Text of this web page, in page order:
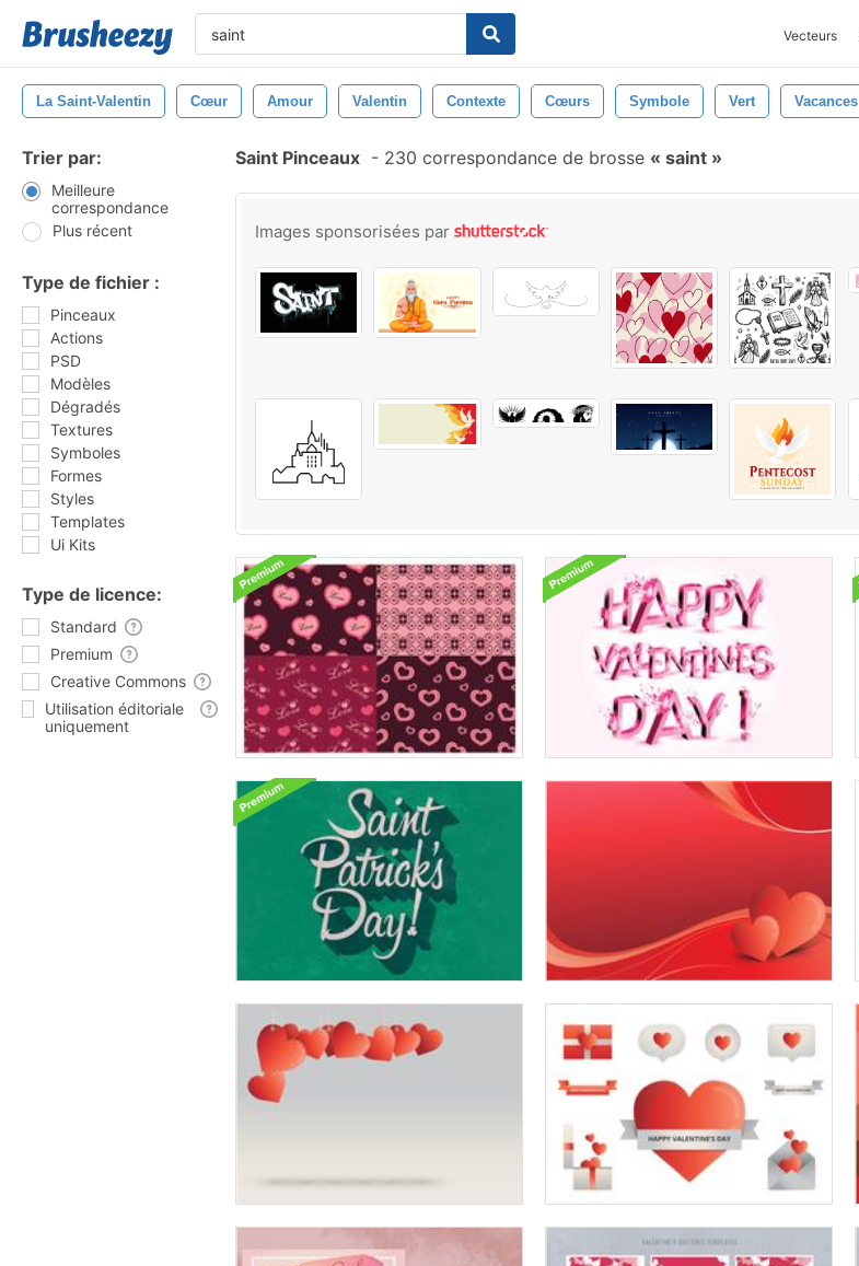
Vecteurs
La Saint-Valentin Cœur Amour Valentin Contexte Cœurs Symbole Vert Vacances
Trier par:
Meilleure
correspondance
Plus récent
Type de fichier :
Pinceaux
Actions
PSD
Modèles
Dégradés
Textures
Symboles
Formes
Styles
Templates
Ui Kits
Type de licence:
Standard
Premium
Creative Commons
Utilisation éditoriale
uniquement
Saint Pinceaux - 230 correspondance de brosse saint
Images sponsorisées par